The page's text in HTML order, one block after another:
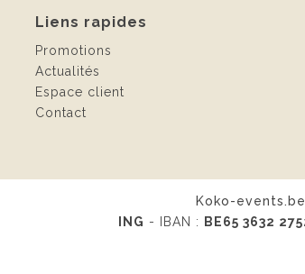
Liens rapides
Promotions
Actualités
Espace client
Contact
Koko-events.be
ING - IBAN : BE65 3632